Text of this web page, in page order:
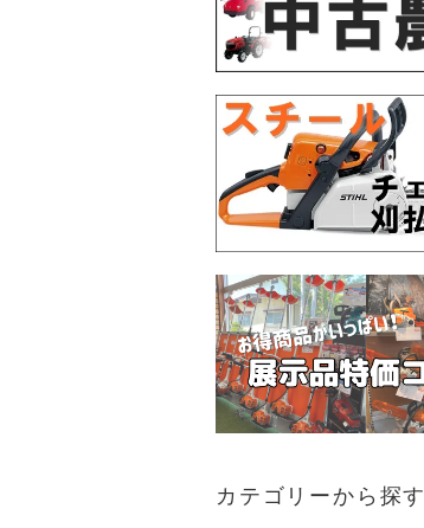
カテゴリーから探す